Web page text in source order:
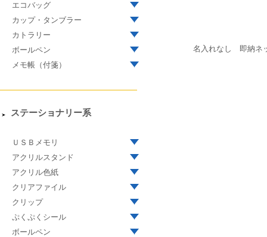
名入れなし 即納ネ
エコバッグ
カップ・タンブラー
カトラリー
ボールペン
メモ帳（付箋）
ステーショナリー系
ＵＳＢメモリ
アクリルスタンド
アクリル色紙
クリアファイル
クリップ
ぷくぷくシール
ボールペン